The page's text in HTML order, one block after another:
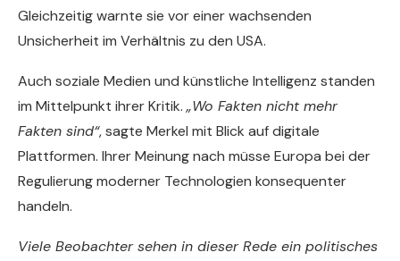
Gleichzeitig warnte sie vor einer wachsenden
Unsicherheit im Verhältnis zu den USA.
Auch soziale Medien und künstliche Intelligenz standen
im Mittelpunkt ihrer Kritik.„Wo Fakten nicht mehr
Fakten sind“, sagte Merkel mit Blick auf digitale
Plattformen. Ihrer Meinung nach müsse Europa bei der
Regulierung moderner Technologien konsequenter
handeln.
Viele Beobachter sehen in dieser Rede ein politisches